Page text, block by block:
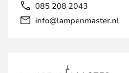
085 208 2043
info@lampenmaster.nl